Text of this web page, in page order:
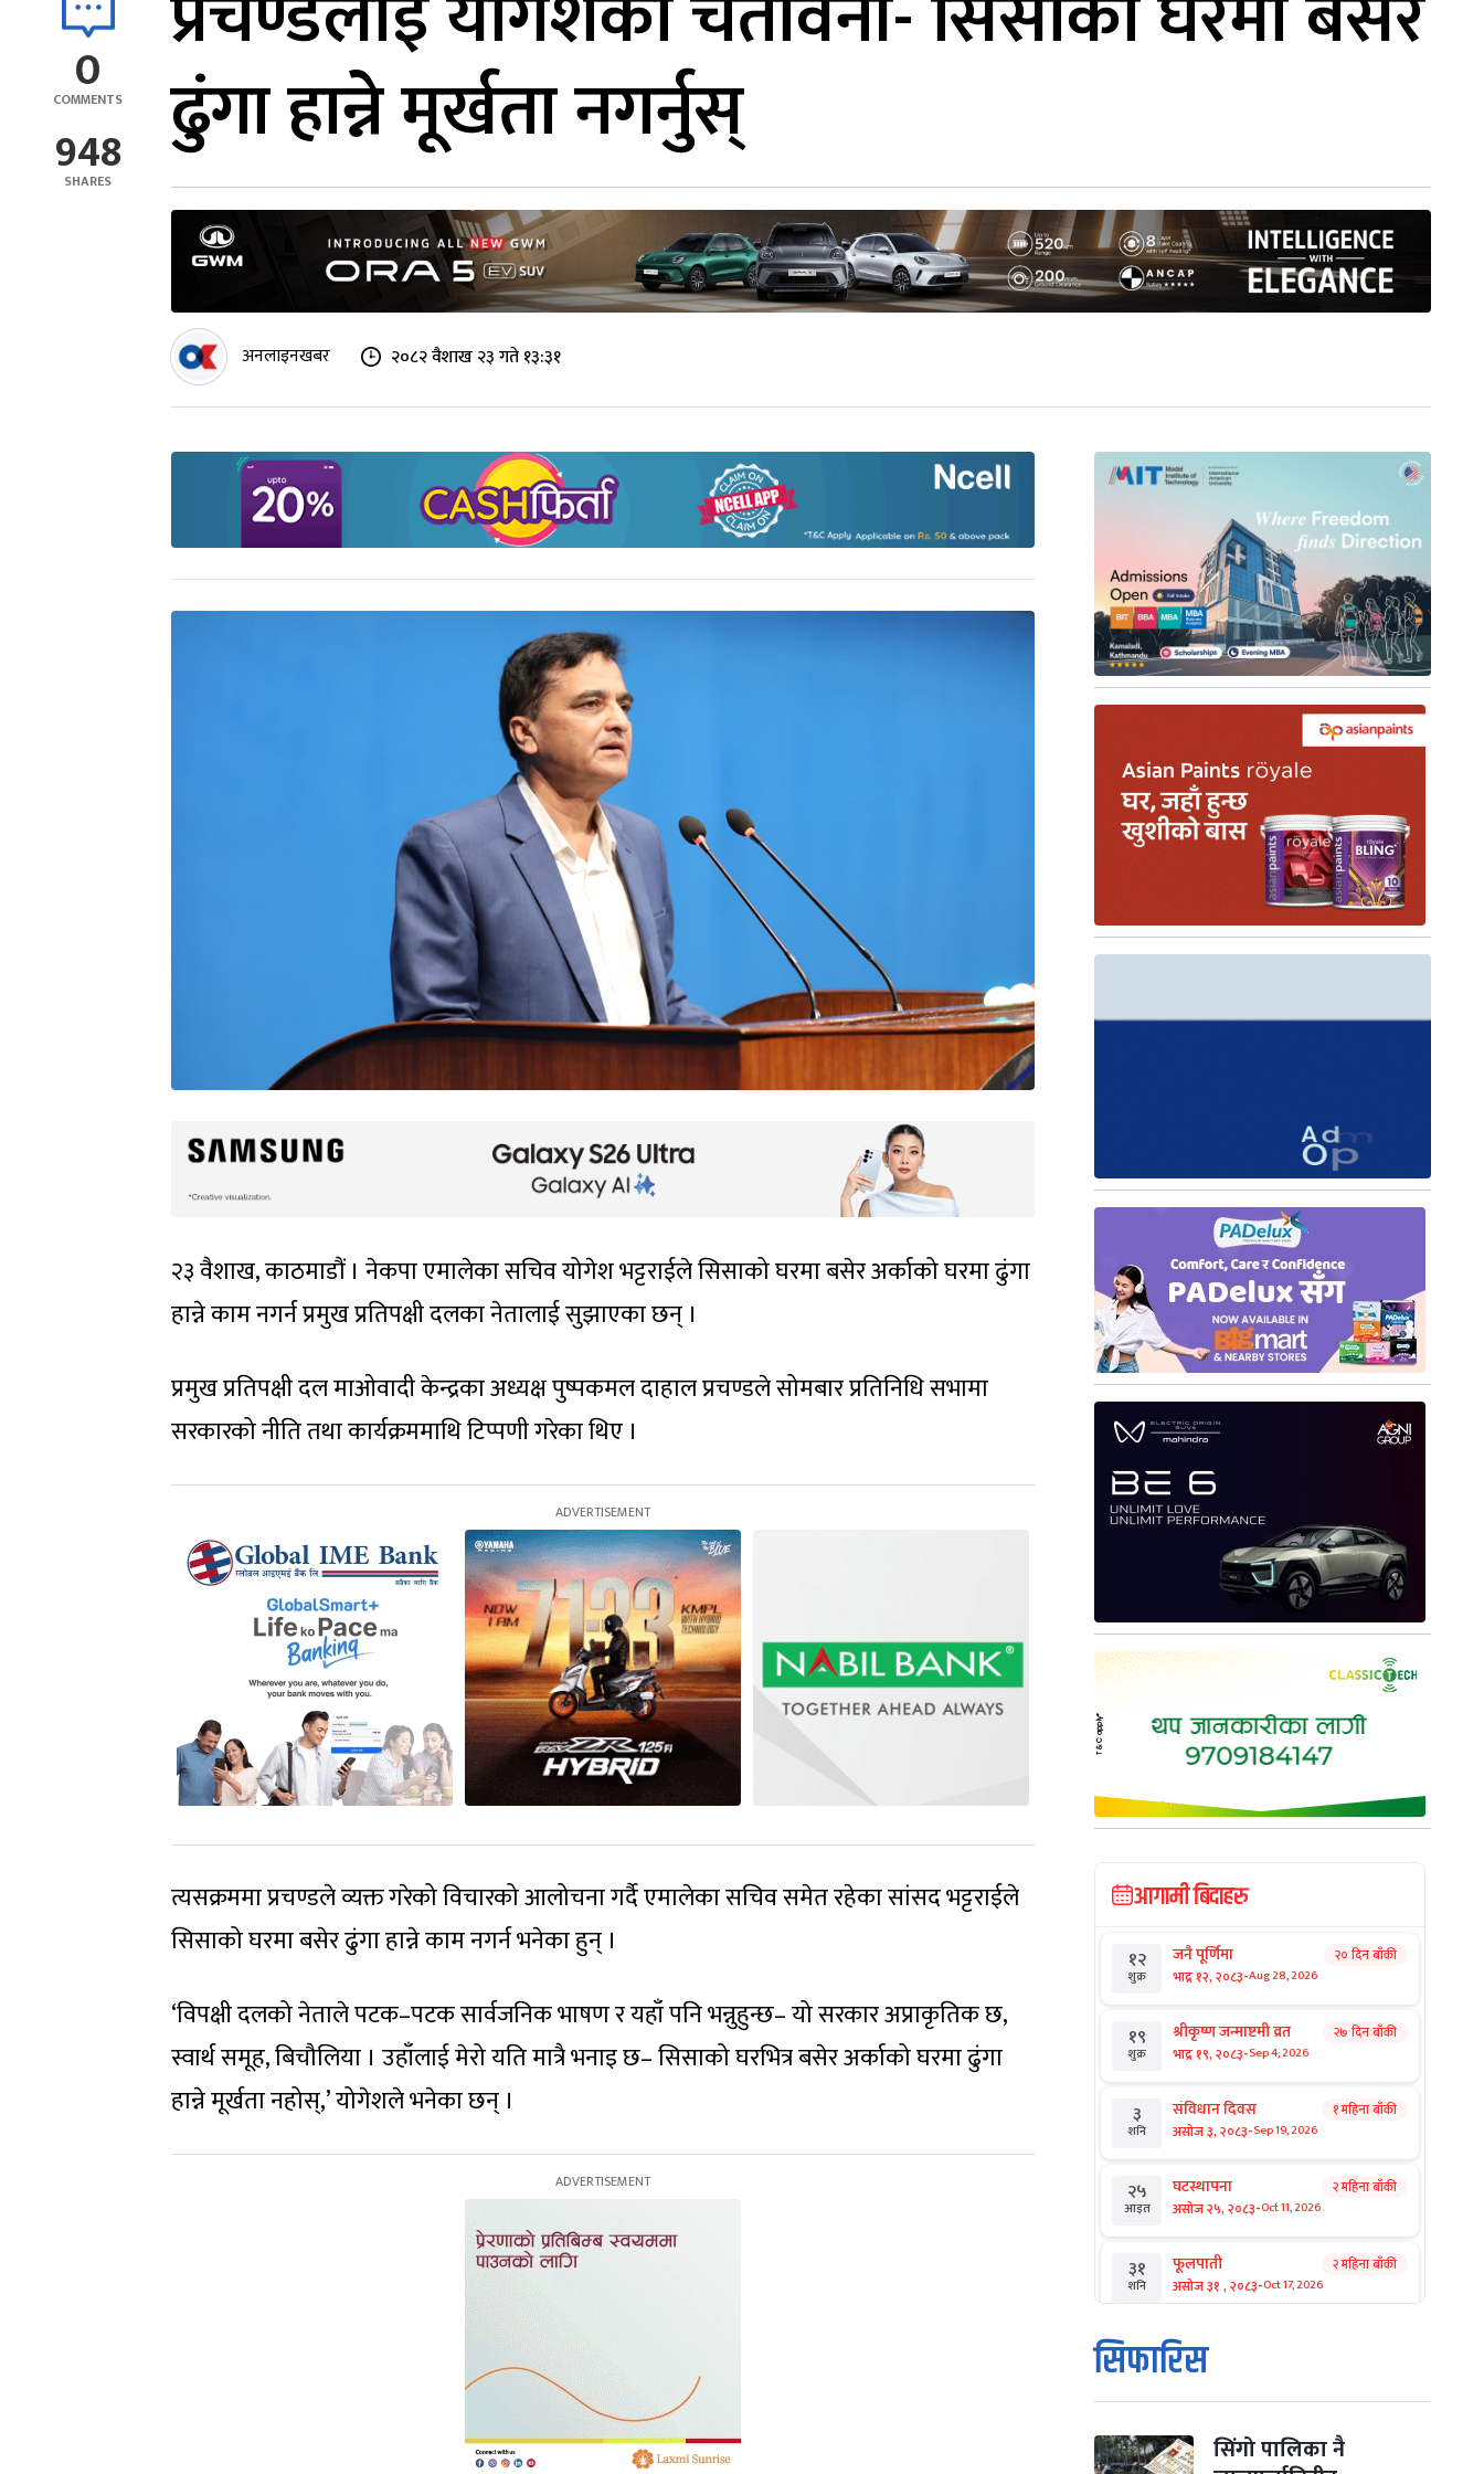
0
COMMENTS
948
SHARES
ढुंगा हान्ने मूर्खता नगर्नुस्
अनलाइनखबर २०८२ वैशाख २३ गते १३:३१
२३ वैशाख, काठमाडौं । नेकपा एमालेका सचिव योगेश भट्टराईले सिसाको घरमा बसेर अर्काको घरमा ढुंगा
हान्ने काम नगर्न प्रमुख प्रतिपक्षी दलका नेतालाई सुझाएका छन् ।
प्रमुख प्रतिपक्षी दल माओवादी केन्द्रका अध्यक्ष पुष्पकमल दाहाल प्रचण्डले सोमबार प्रतिनिधि सभामा
सरकारको नीति तथा कार्यक्रममाथि टिप्पणी गरेका थिए ।
त्यसक्रममा प्रचण्डले व्यक्त गरेको विचारको आलोचना गर्दै एमालेका सचिव समेत रहेका सांसद भट्टराईले
सिसाको घरमा बसेर ढुंगा हान्ने काम नगर्न भनेका हुन् ।
‘विपक्षी दलको नेताले पटक–पटक सार्वजनिक भाषण र यहाँ पनि भन्नुहुन्छ– यो सरकार अप्राकृतिक छ,
स्वार्थ समूह, बिचौलिया । उहाँलाई मेरो यति मात्रै भनाइ छ– सिसाको घरभित्र बसेर अर्काको घरमा ढुंगा
हान्ने मूर्खता नहोस्,’ योगेशले भनेका छन् ।
आगामी बिदाहरु
१२
शुक्र
जनै पूर्णिमा
भाद्र १२, २०८३-Aug 28, 2026
२० दिन बाँकी
१९
शुक्र
श्रीकृष्ण जन्माष्टमी व्रत
भाद्र १९, २०८३-Sep 4, 2026
२७ दिन बाँकी
३
शनि
संविधान दिवस
असोज ३, २०८३-Sep 19, 2026
१ महिना बाँकी
२५
आइत
घटस्थापना
असोज २५, २०८३-Oct 11, 2026
२ महिना बाँकी
३१
शनि
फूलपाती
असोज ३१ , २०८३-Oct 17, 2026
२ महिना बाँकी
१
आइत
कार्तिक सङ्क्रान्ति
कार्तिक १, २०८३
मंगल कार्तिक ३, २०८३- Oct 20, 2026
सिफारिस
सिंगो पालिका नै